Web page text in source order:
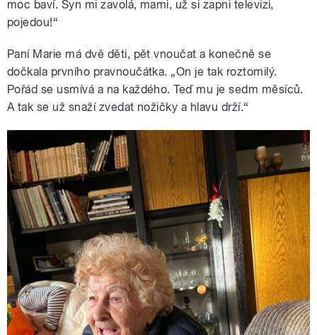
moc baví. Syn mi zavolá, mami, už si zapni televizi,
pojedou!“
Paní Marie má dvě děti, pět vnoučat a konečně se
dočkala prvního pravnoučátka. „On je tak roztomilý.
Pořád se usmívá a na každého. Teď mu je sedm měsíců.
A tak se už snaží zvedat nožičky a hlavu drží.“